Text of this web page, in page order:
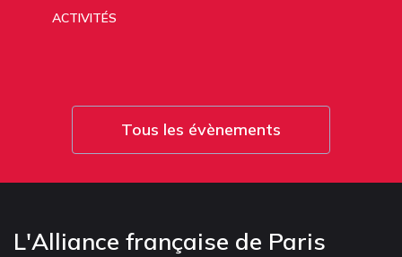
ACTIVITÉS
Tous les évènements
L'Alliance française de Paris